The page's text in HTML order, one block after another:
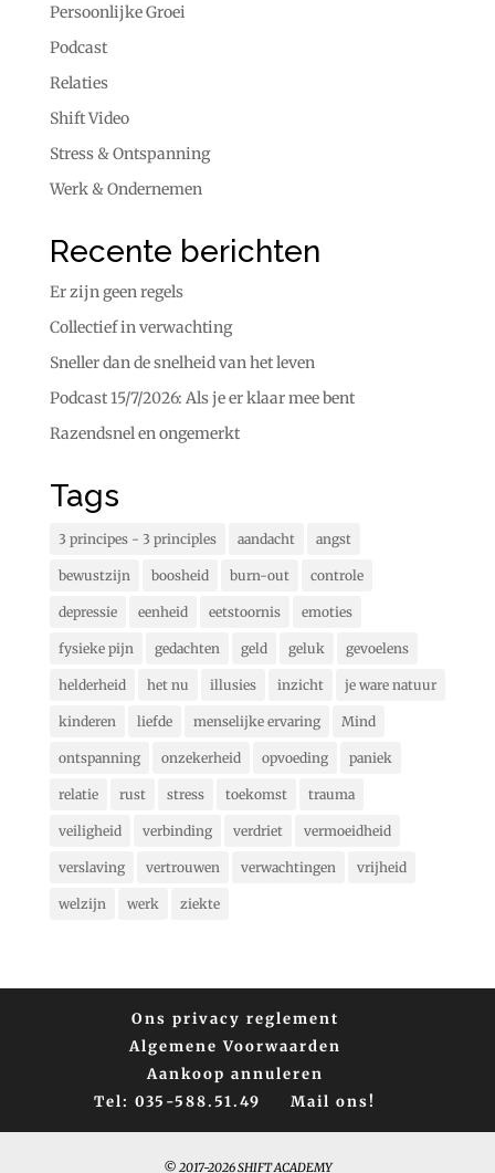
Persoonlijke Groei
Podcast
Relaties
Shift Video
Stress & Ontspanning
Werk & Ondernemen
Recente berichten
Er zijn geen regels
Collectief in verwachting
Sneller dan de snelheid van het leven
Podcast 15/7/2026: Als je er klaar mee bent
Razendsnel en ongemerkt
Tags
3 principes - 3 principles aandacht angst
bewustzijn boosheid burn-out controle
depressie eenheid eetstoornis emoties
fysieke pijn gedachten geld geluk gevoelens
helderheid het nu illusies inzicht je ware natuur
kinderen liefde menselijke ervaring Mind
ontspanning onzekerheid opvoeding paniek
relatie rust stress toekomst trauma
veiligheid verbinding verdriet vermoeidheid
verslaving vertrouwen verwachtingen vrijheid
welzijn werk ziekte
Ons privacy reglement
Algemene Voorwaarden
Aankoop annuleren
Tel: 035-588.51.49
Mail ons!
© 2017-2026 SHIFT ACADEMY